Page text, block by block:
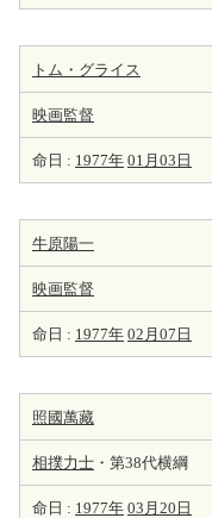
トム・グライス
映画監督
命日 : 1977年 01月03日
牛原陽一
映画監督
命日 : 1977年 02月07日
照國萬藏
相撲力士 ・第38代横綱
命日 : 1977年 03月20日